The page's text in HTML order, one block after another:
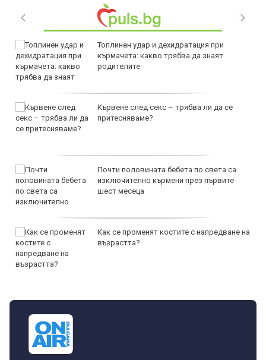
Топлинен удар и дехидратация при
кърмачета: какво трябва да знаят
родителите
Кървене след секс – трябва ли да се
притесняваме?
Почти половината бебета по света са
изключително кърмени през първите
шест месеца
Как се променят костите с напредване на
възрастта?